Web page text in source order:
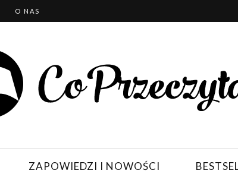
O NAS
ZAPOWIEDZI I NOWOŚCI